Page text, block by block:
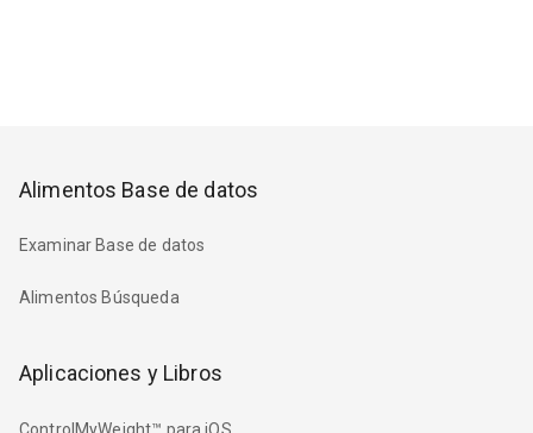
Alimentos Base de datos
Examinar Base de datos
Alimentos Búsqueda
Aplicaciones y Libros
ControlMyWeight™ para iOS